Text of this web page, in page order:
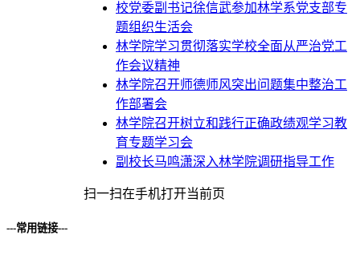
校党委副书记徐信武参加林学系党支部专
题组织生活会
林学院学习贯彻落实学校全面从严治党工
作会议精神
林学院召开师德师风突出问题集中整治工
作部署会
林学院召开树立和践行正确政绩观学习教
育专题学习会
副校长马鸣潇深入林学院调研指导工作
扫一扫在手机打开当前页
---常用链接---